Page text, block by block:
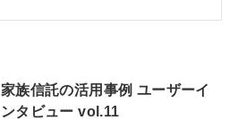
家族信託の活用事例 ユーザーイ
ンタビュー vol.11